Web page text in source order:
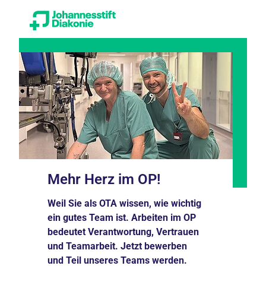
Mehr Herz im OP!
Weil Sie als OTA wissen, wie wichtig
ein gutes Team ist. Arbeiten im OP
bedeutet Verantwortung, Vertrauen
und Teamarbeit. Jetzt bewerben
und Teil unseres Teams werden.